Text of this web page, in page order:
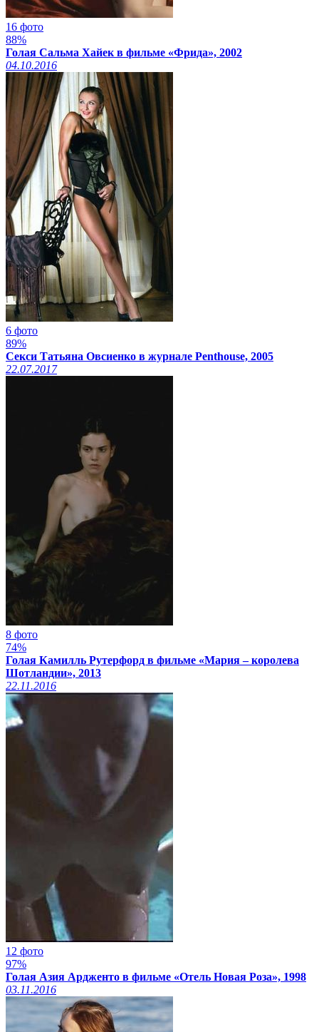
16 фото
88%
Голая Сальма Хайек в фильме «Фрида», 2002
04.10.2016
6 фото
89%
Секси Татьяна Овсиенко в журнале Penthouse, 2005
22.07.2017
8 фото
74%
Голая Камилль Рутерфорд в фильме «Мария – королева
Шотландии», 2013
22.11.2016
12 фото
97%
Голая Азия Ардженто в фильме «Отель Новая Роза», 1998
03.11.2016